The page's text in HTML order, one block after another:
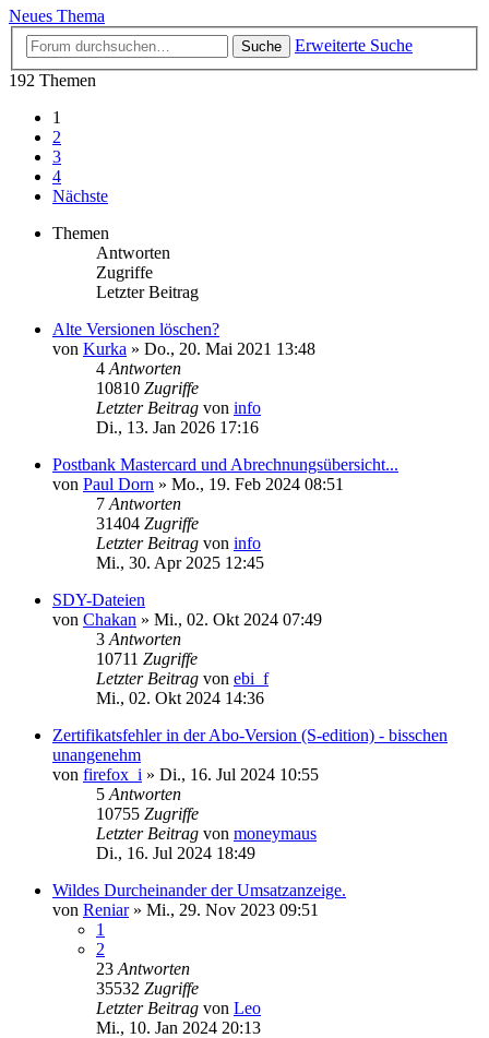
Neues Thema
Suche
Erweiterte Suche
192 Themen
1
2
3
4
Nächste
Themen
Antworten
Zugriffe
Letzter Beitrag
Alte Versionen löschen?
von Kurka » Do., 20. Mai 2021 13:48
4 Antworten
10810 Zugriffe
Letzter Beitrag von info
Di., 13. Jan 2026 17:16
Postbank Mastercard und Abrechnungsübersicht...
von Paul Dorn » Mo., 19. Feb 2024 08:51
7 Antworten
31404 Zugriffe
Letzter Beitrag von info
Mi., 30. Apr 2025 12:45
SDY-Dateien
von Chakan » Mi., 02. Okt 2024 07:49
3 Antworten
10711 Zugriffe
Letzter Beitrag von ebi_f
Mi., 02. Okt 2024 14:36
Zertifikatsfehler in der Abo-Version (S-edition) - bisschen
unangenehm
von firefox_i » Di., 16. Jul 2024 10:55
5 Antworten
10755 Zugriffe
Letzter Beitrag von moneymaus
Di., 16. Jul 2024 18:49
Wildes Durcheinander der Umsatzanzeige.
von Reniar» Mi., 29. Nov 2023 09:51
1
2
23 Antworten
35532 Zugriffe
Letzter Beitrag von Leo
Mi., 10. Jan 2024 20:13